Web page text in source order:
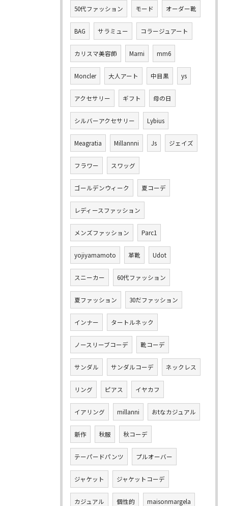
50代ファッション モード オーダー靴
BAG サラミュー コラージュアート
カリスマ美容師 Marni mm6
Moncler 大人アート 中目黒 ys
アクセサリー ギフト 母の日
シルバーアクセサリー Lybius
Meagratia Millannni Js ジェイズ
フラワー スワッグ
ゴールデンウィーク 夏コーデ
レディースファッション
メンズファッション Parc1
yojiyamamoto 革靴 Udot
スニーカー 60代ファッション
夏ファッション 30だファッション
インナー タートルネック
ノースリーブコーデ 靴コーデ
サンダル サンダルコーデ ネックレス
リング ピアス イヤカフ
イアリング millanni おtなカジュアル
新作 秋服 秋コーデ
テーパードパンツ プルオーバー
ジャケット ジャケットコーデ
カジュアル 個性的 maisonmargela